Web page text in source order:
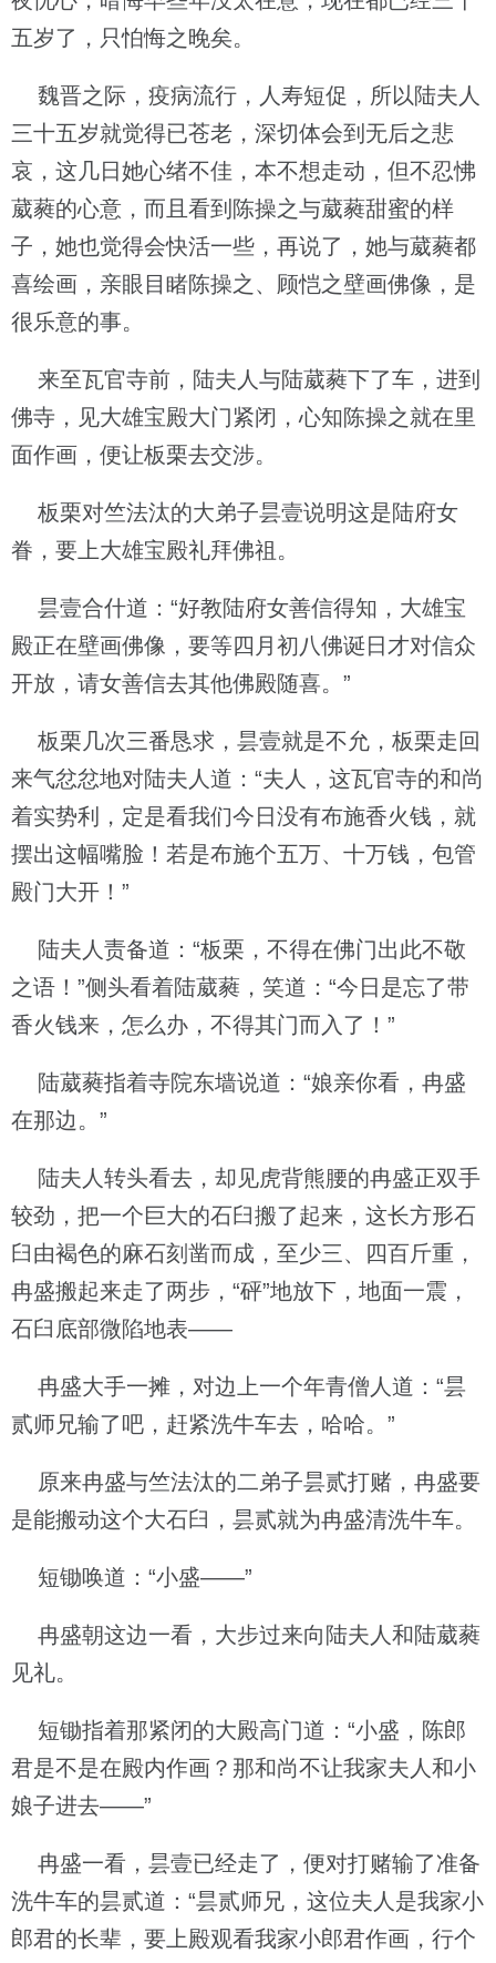
五岁了，只怕悔之晚矣。
魏晋之际，疫病流行，人寿短促，所以陆夫人
三十五岁就觉得已苍老，深切体会到无后之悲
哀，这几日她心绪不佳，本不想走动，但不忍怫
葳蕤的心意，而且看到陈操之与葳蕤甜蜜的样
子，她也觉得会快活一些，再说了，她与葳蕤都
喜绘画，亲眼目睹陈操之、顾恺之壁画佛像，是
很乐意的事。
来至瓦官寺前，陆夫人与陆葳蕤下了车，进到
佛寺，见大雄宝殿大门紧闭，心知陈操之就在里
面作画，便让板栗去交涉。
板栗对竺法汰的大弟子昙壹说明这是陆府女
眷，要上大雄宝殿礼拜佛祖。
昙壹合什道：“好教陆府女善信得知，大雄宝
殿正在壁画佛像，要等四月初八佛诞日才对信众
开放，请女善信去其他佛殿随喜。”
板栗几次三番恳求，昙壹就是不允，板栗走回
来气忿忿地对陆夫人道：“夫人，这瓦官寺的和尚
着实势利，定是看我们今日没有布施香火钱，就
摆出这幅嘴脸！若是布施个五万、十万钱，包管
殿门大开！”
陆夫人责备道：“板栗，不得在佛门出此不敬
之语！”侧头看着陆葳蕤，笑道：“今日是忘了带
香火钱来，怎么办，不得其门而入了！”
陆葳蕤指着寺院东墙说道：“娘亲你看，冉盛
在那边。”
陆夫人转头看去，却见虎背熊腰的冉盛正双手
较劲，把一个巨大的石臼搬了起来，这长方形石
臼由褐色的麻石刻凿而成，至少三、四百斤重，
冉盛搬起来走了两步，“砰”地放下，地面一震，
石臼底部微陷地表——
冉盛大手一摊，对边上一个年青僧人道：“昙
贰师兄输了吧，赶紧洗牛车去，哈哈。”
原来冉盛与竺法汰的二弟子昙贰打赌，冉盛要
是能搬动这个大石臼，昙贰就为冉盛清洗牛车。
短锄唤道：“小盛——”
冉盛朝这边一看，大步过来向陆夫人和陆葳蕤
见礼。
短锄指着那紧闭的大殿高门道：“小盛，陈郎
君是不是在殿内作画？那和尚不让我家夫人和小
娘子进去——”
冉盛一看，昙壹已经走了，便对打赌输了准备
洗牛车的昙贰道：“昙贰师兄，这位夫人是我家小
郎君的长辈，要上殿观看我家小郎君作画，行个